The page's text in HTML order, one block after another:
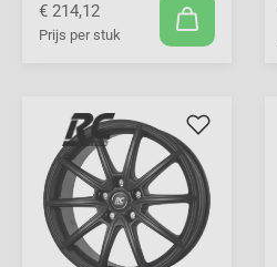
€ 214,12
Prijs per stuk